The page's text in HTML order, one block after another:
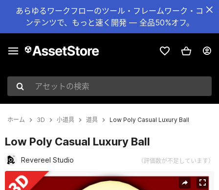
あらゆるワークフローのツール・フレームワーク・コ
ンテンツで、もっと速く開発 — 全品50%オフ。
アセットの検索
ホーム 3D 小道具 道具 Low Poly Casual Luxury Ball
Low Poly Casual Luxury Ball
Revereel Studio （評価数が不足しています）
現在のスライド：1 / 9